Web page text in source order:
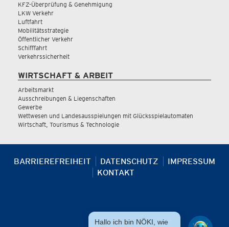
KFZ-Überprüfung & Genehmigung
LKW Verkehr
Luftfahrt
Mobilitätsstrategie
Öffentlicher Verkehr
Schifffahrt
Verkehrssicherheit
WIRTSCHAFT & ARBEIT
Arbeitsmarkt
Ausschreibungen & Liegenschaften
Gewerbe
Wettwesen und Landesausspielungen mit Glücksspielautomaten
Wirtschaft, Tourismus & Technologie
BARRIEREFREIHEIT DATENSCHUTZ
IMPRESSUM
KONTAKT
Hallo ich bin NÖKI, wie